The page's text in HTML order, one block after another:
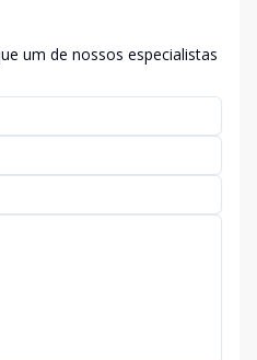
um de nossos especialistas